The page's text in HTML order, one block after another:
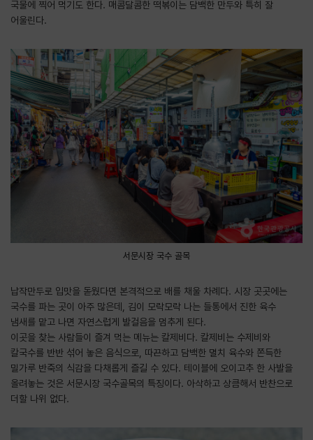
국물에 찍어 먹기도 한다. 매콤달콤한 떡볶이는 담백한 만두와 특히 잘
어울린다.
서문시장 국수 골목
납작만두로 입맛을 돋웠다면 본격적으로 배를 채울 차례다. 시장 곳곳에는
국수를 파는 곳이 아주 많은데, 김이 모락모락 나는 들통에서 진한 육수
냄새를 맡고 나면 자연스럽게 발걸음을 멈추게 된다.
이곳을 찾는 사람들이 즐겨 먹는 메뉴는 칼제비다. 칼제비는 수제비와
칼국수를 반반 섞어 놓은 음식으로, 따끈하고 담백한 멸치 육수와 쫀득한
밀가루 반죽의 식감을 다채롭게 즐길 수 있다. 테이블에 오이고추 한 사발을
올려놓는 것은 서문시장 국수골목의 특징이다. 아삭하고 상큼해서 반찬으로
더할 나위 없다.